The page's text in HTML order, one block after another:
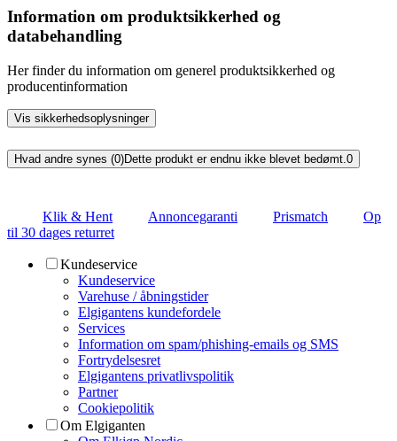
Information om produktsikkerhed og
databehandling
Her finder du information om generel produktsikkerhed og
producentinformation
Vis sikkerhedsoplysninger
Hvad andre synes (0)Dette produkt er endnu ikke blevet bedømt.0
Klik & Hent Annoncegaranti Prismatch
Op
til 30 dages returret
Kundeservice
Kundeservice
Varehuse / åbningstider
Elgigantens kundefordele
Services
Information om spam/phishing-emails og SMS
Fortrydelsesret
Elgigantens privatlivspolitik
Partner
Cookiepolitik
Om Elgiganten